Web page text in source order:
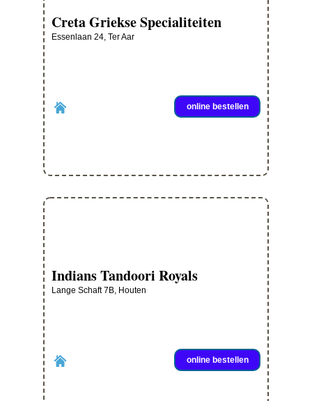
Creta Griekse Specialiteiten
Essenlaan 24, Ter Aar
online bestellen
Indians Tandoori Royals
Lange Schaft 7B, Houten
online bestellen